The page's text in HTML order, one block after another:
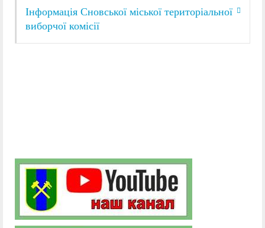
Інформація Сновської міської територіальної
виборчої комісії